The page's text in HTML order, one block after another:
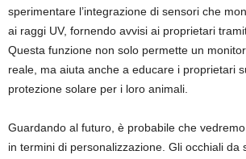
sperimentare l’integrazione di sensori che
ai raggi UV, fornendo avvisi ai proprietari
Questa funzione non solo permette un
reale, ma aiuta anche a educare i proprietari
protezione solare per i loro animali.
Guardando al futuro, è probabile che
in termini di personalizzazione. Gli occhiali da